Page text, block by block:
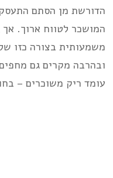
הדורשת מן הסתם
המושכר לטווח ארוך.
משמעותית בצורה כזו
ובהרבה מקרים גם
עומד ריק משוכרים –